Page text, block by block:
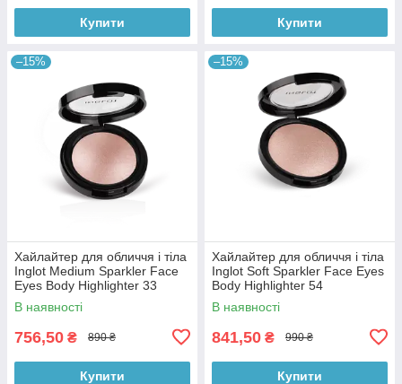
Купити Купити
–15%
Хайлайтер для обличчя і тіла
Inglot Medium Sparkler Face
Eyes Body Highlighter 33
В наявності
756,50 ₴ 890 ₴
Купити
–15%
Хайлайтер для обличчя і тіла
Inglot Soft Sparkler Face Eyes
Body Highlighter 54
В наявності
841,50 ₴ 990 ₴
Купити